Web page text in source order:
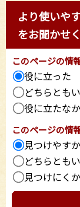
より使いや
をお聞かせ
このページの情
役に立った
どちらとも
役に立たな
このページの情
見つけやす
どちらとも
見つけにく